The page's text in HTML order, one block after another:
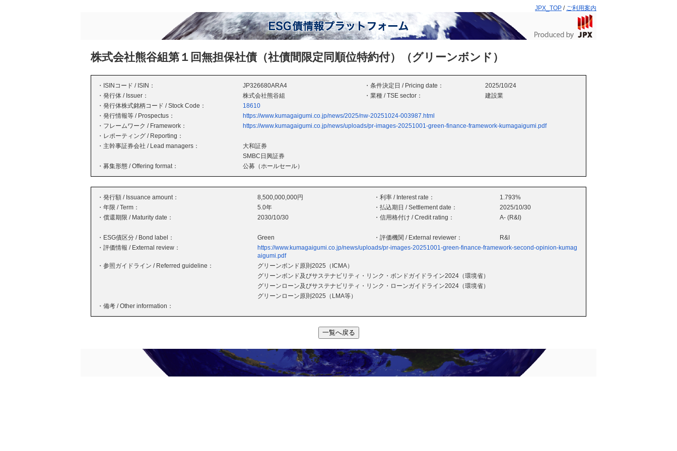
JPX_TOP / ご利用案内
株式会社熊谷組第１回無担保社債（社債間限定同順位特約付）（グリーンボンド）
・ISINコード / ISIN： JP326680ARA4 ・条件決定日 / Pricing date：
2025/10/24
・発行体 / Issuer：
株式会社熊谷組 ・業種 / TSE sector：
建設業
・発行体株式銘柄コード / Stock Code：
18610
・発行情報等 / Prospectus：
https://www.kumagaigumi.co.jp/news/2025/nw-20251024-003987.html
・フレームワーク / Framework：
https://www.kumagaigumi.co.jp/news/uploads/pr-images-20251001-green-finance-framework-kumagaigumi.pdf
・レポーティング / Reporting：
・主幹事証券会社 / Lead managers：
大和証券
SMBC日興証券
・募集形態 / Offering format：
公募（ホールセール）
・発行額 / Issuance amount： 8,500,000,000円 ・利率 / Interest rate：
1.793%
・年限 / Term：
5.0年 ・払込期日 / Settlement date：
2025/10/30
・償還期限 / Maturity date：
2030/10/30 ・信用格付け / Credit rating： A- (R&I)
・ESG債区分 / Bond label： Green ・評価機関 / External reviewer：
R&I
・評価情報 / External review：
https://www.kumagaigumi.co.jp/news/uploads/pr-images-20251001-green-finance-framework-second-opinion-kumag
aigumi.pdf
・参照ガイドライン / Referred guideline：
グリーンボンド原則2025（ICMA）
グリーンボンド及びサステナビリティ・リンク・ボンドガイドライン2024（環境省）
グリーンローン及びサステナビリティ・リンク・ローンガイドライン2024（環境省）
グリーンローン原則2025（LMA等）
・備考 / Other information：
一覧へ戻る